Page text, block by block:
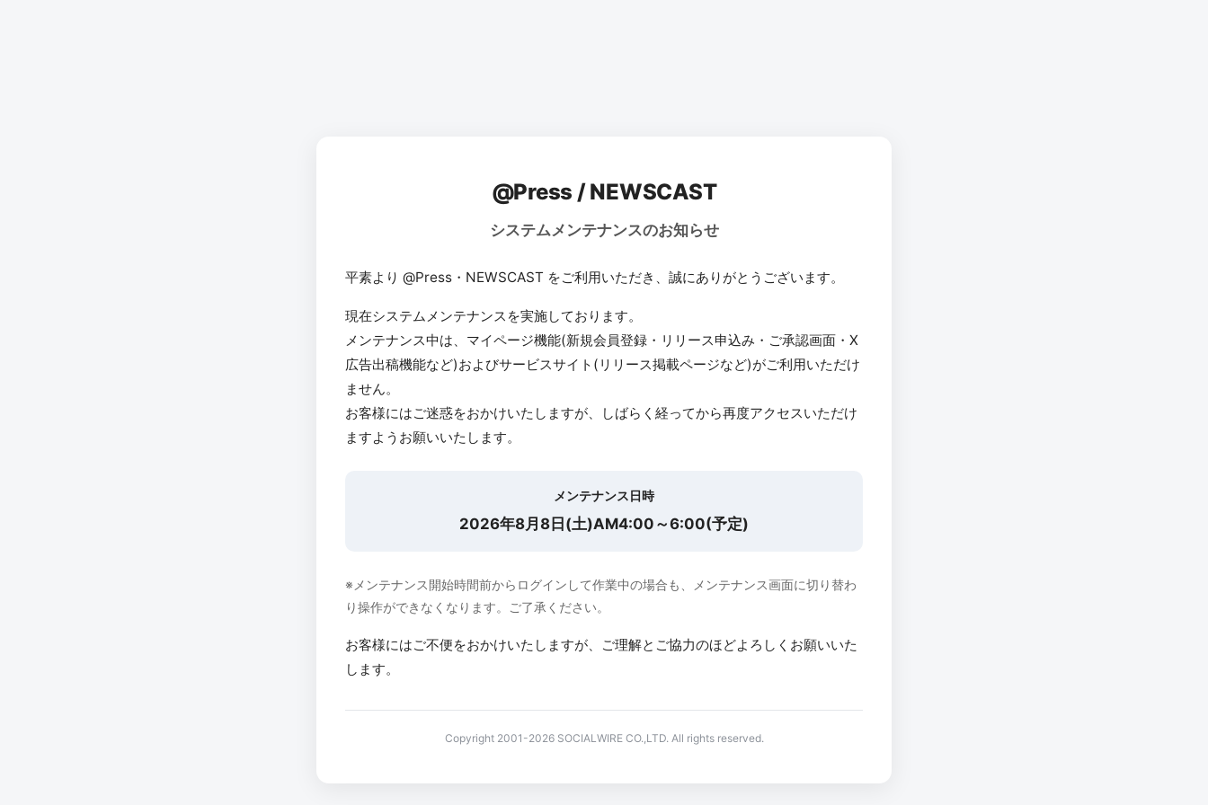
@Press / NEWSCAST
システムメンテナンスのお知らせ
平素より @Press・NEWSCAST をご利用いただき、誠にありがとうございます。
現在システムメンテナンスを実施しております。
メンテナンス中は、マイページ機能(新規会員登録・リリース申込み・ご承認画面・X
広告出稿機能など)およびサービスサイト(リリース掲載ページなど)がご利用いただけ
ません。
お客様にはご迷惑をおかけいたしますが、しばらく経ってから再度アクセスいただけ
ますようお願いいたします。
メンテナンス日時
2026年8月8日(土)AM4:00～6:00(予定)
※メンテナンス開始時間前からログインして作業中の場合も、メンテナンス画面に切り替わ
り操作ができなくなります。ご了承ください。
お客様にはご不便をおかけいたしますが、ご理解とご協力のほどよろしくお願いいた
します。
Copyright 2001-2026 SOCIALWIRE CO.,LTD. All rights reserved.